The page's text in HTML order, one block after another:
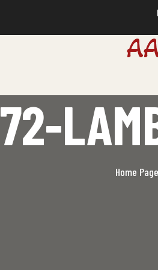
72-
Home Page